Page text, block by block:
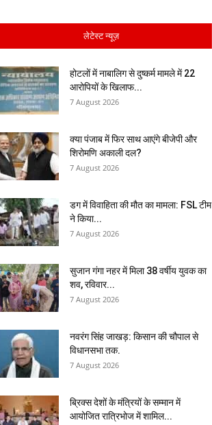
लेटेस्ट न्यूज़
होटलों में नाबालिग से दुष्कर्म मामले में 22
आरोपियों के खिलाफ...
7 August 2026
क्या पंजाब में फिर साथ आएंगे बीजेपी और
शिरोमणि अकाली दल?
7 August 2026
डग में विवाहिता की मौत का मामला: FSL टीम
ने किया...
7 August 2026
सुजान गंगा नहर में मिला 38 वर्षीय युवक का
शव, रविवार...
7 August 2026
नवरंग सिंह जाखड़: किसान की चौपाल से
विधानसभा तक.
7 August 2026
ब्रिक्स देशों के मंत्रियों के सम्मान में
आयोजित रात्रिभोज में शामिल...